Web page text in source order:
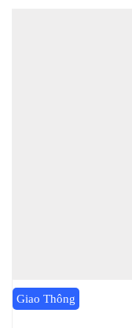
Giao Thông